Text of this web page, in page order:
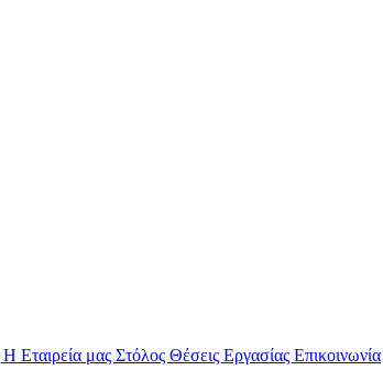
Η Εταιρεία μας Στόλος Θέσεις Εργασίας Επικοινωνία